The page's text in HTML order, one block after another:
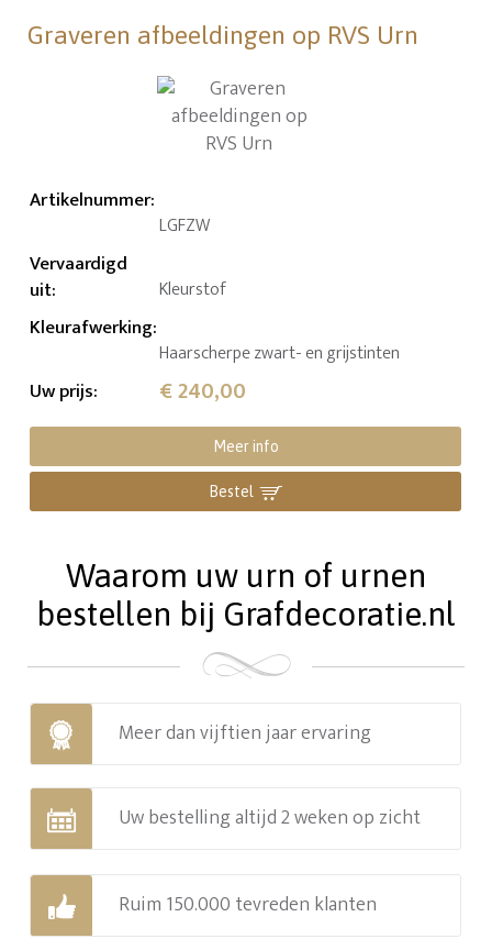
Graveren afbeeldingen op RVS Urn
Artikelnummer:
LGFZW
Vervaardigd
uit: Kleurstof
Kleurafwerking:
Haarscherpe zwart- en grijstinten
Uw prijs: € 240,00
Meer info
Bestel
Waarom uw urn of urnen
bestellen bij Grafdecoratie.nl
Meer dan vijftien jaar ervaring
Uw bestelling altijd 2 weken op zicht
Ruim 150.000 tevreden klanten